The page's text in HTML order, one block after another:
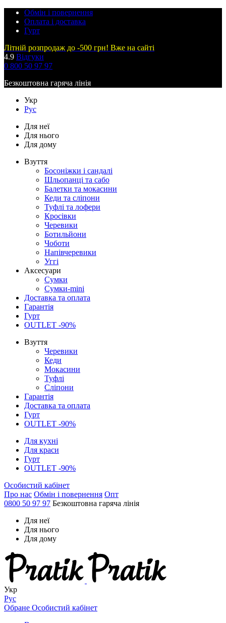
Обмін і повернення
Оплата і доставка
Гурт
Літній розпродаж до -500 грн! Вже на сайті
4.9 Відгуки
0 800 50 97 97
Безкоштовна гаряча лінія
Укр
Рус
Для неї
Для нього
Для дому
Взуття
Босоніжки і сандалі
Шльопанці та сабо
Балетки та мокасини
Кеди та сліпони
Туфлі та лофери
Кросівки
Черевики
Ботильйони
Чоботи
Напівчеревики
Уггі
Аксесуари
Сумки
Сумки-mini
Доставка та оплата
Гарантія
Гурт
OUTLET -90%
Взуття
Черевики
Кеди
Мокасини
Туфлі
Сліпони
Гарантія
Доставка та оплата
Гурт
OUTLET -90%
Для кухні
Для краси
Гурт
OUTLET -90%
Особистий кабінет
Про нас Обмін і повернення Опт
0800 50 97 97 Безкоштовна гаряча лінія
Для неї
Для нього
Для дому
Укр
Рус
Обране Особистий кабінет